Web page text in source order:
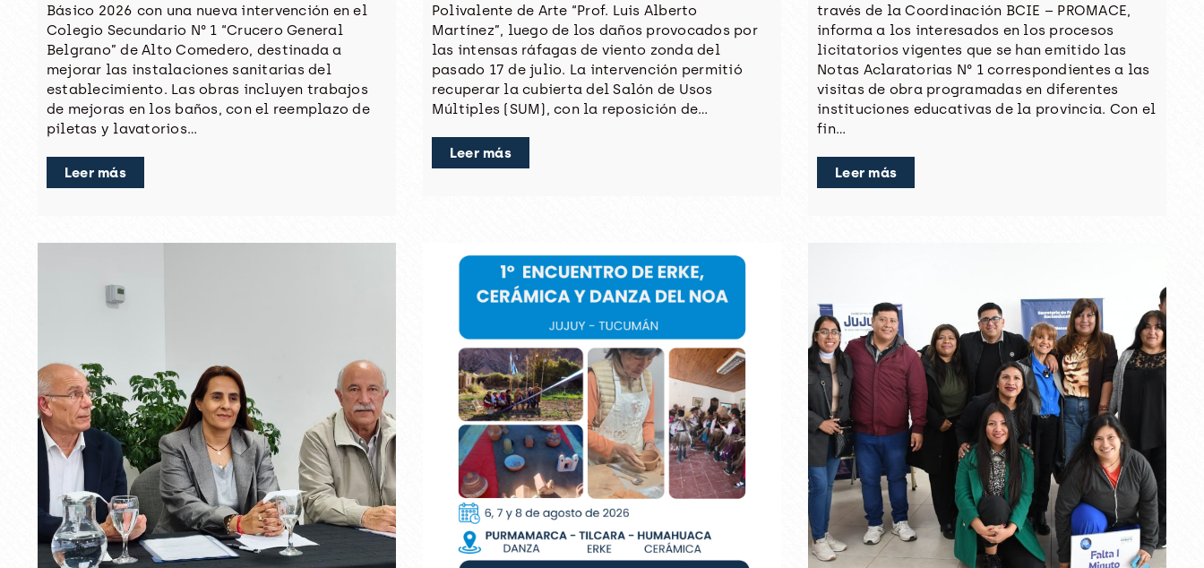
Básico 2026 con una nueva intervención en el
Colegio Secundario N° 1 “Crucero General
Belgrano” de Alto Comedero, destinada a
mejorar las instalaciones sanitarias del
establecimiento. Las obras incluyen trabajos
de mejoras en los baños, con el reemplazo de
piletas y lavatorios…
Leer más
Polivalente de Arte “Prof. Luis Alberto
Martínez”, luego de los daños provocados por
las intensas ráfagas de viento zonda del
pasado 17 de julio. La intervención permitió
recuperar la cubierta del Salón de Usos
Múltiples (SUM), con la reposición de…
Leer más
través de la Coordinación BCIE – PROMACE,
informa a los interesados en los procesos
licitatorios vigentes que se han emitido las
Notas Aclaratorias N° 1 correspondientes a las
visitas de obra programadas en diferentes
instituciones educativas de la provincia. Con el
fin…
Leer más